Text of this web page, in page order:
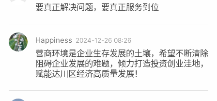
要真正解决问题，要真正服务到位
Happiness 2024-12-26 08:26
营商环境是企业生存发展的土壤，希望不断清除
阻碍企业发展的难题，倾力打造投资创业洼地，
赋能达川区经济高质量发展！